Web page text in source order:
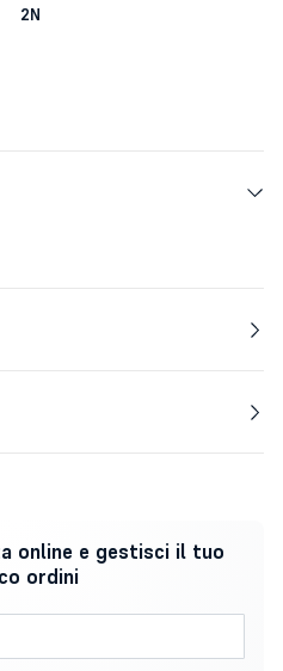
2N
online e gestisci il tuo
ordini